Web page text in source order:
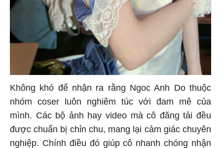
Không khó để nhận ra rằng Ngoc Anh Do thuộc
nhóm coser luôn nghiêm túc với đam mê của
mình. Các bộ ảnh hay video mà cô đăng tải đều
được chuẩn bị chỉn chu, mang lại cảm giác chuyên
nghiệp. Chính điều đó giúp cô nhanh chóng nhận